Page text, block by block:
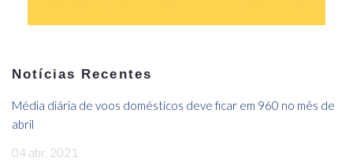
Notícias Recentes
Média diária de voos domésticos deve ficar em 960 no mês de
abril
04 abr, 2021